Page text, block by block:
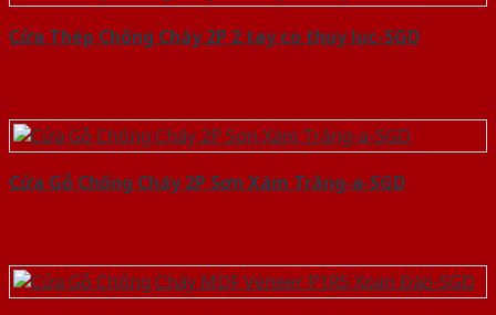
Cửa Thép Chống Cháy 2P 2 tay co thuy luc-SGD
Cửa Gỗ Chống Cháy 2P Sơn Xám Trắng-a-SGD